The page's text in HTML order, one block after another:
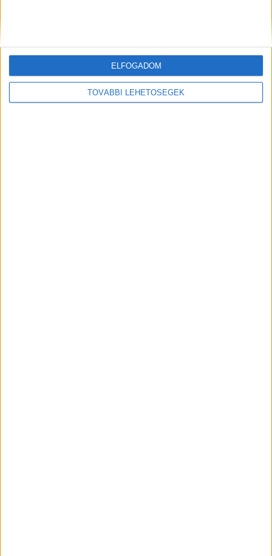
TOVÁBBI LEHETŐSÉGEK
ELFOGADOM
Ozora Fesztiválon, egy másik fesztiválozó a nagyszínpad
tetejéről ugrott a halálba
Egy nap alatt ketten is meghaltak a Balaton melletti
Ozora Fesztiválon – Miért ennyire halálos ez a fesztivál,